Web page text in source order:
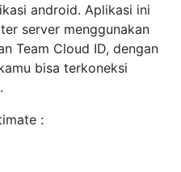
android. Aplikasi ini
server menggunakan
Team Cloud ID, dengan
bisa terkoneksi
: